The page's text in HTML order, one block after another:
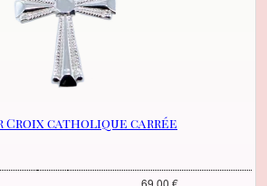
catholique carrée
69.00 €